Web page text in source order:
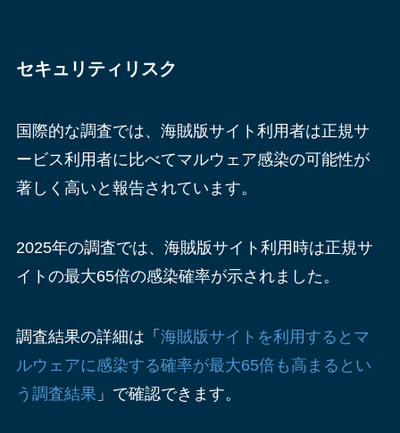
セキュリティリスク
国際的な調査では、海賊版サイト利用者は正規サ
ービス利用者に比べてマルウェア感染の可能性が
著しく高いと報告されています。
2025年の調査では、海賊版サイト利用時は正規サ
イトの最大65倍の感染確率が示されました。
調査結果の詳細は「 海賊版サイトを利用するとマ
ルウェアに感染する確率が最大65倍も高まるとい
う調査結果 」で確認できます。